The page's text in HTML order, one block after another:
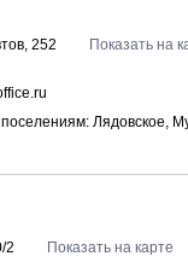
252
Показать на
Лядовское,
2
Показать на карте